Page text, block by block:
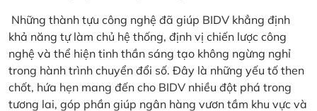
Những thành tựu công nghệ đã giúp BIDV khẳng định
khả năng tự làm chủ hệ thống, định vị chiến lược công
nghệ và thể hiện tinh thần sáng tạo không ngừng nghỉ
trong hành trình chuyển đổi số. Đây là những yếu tố then
chốt, hứa hẹn mang đến cho BIDV nhiều đột phá trong
tương lai, góp phần giúp ngân hàng vươn tầm khu vực và